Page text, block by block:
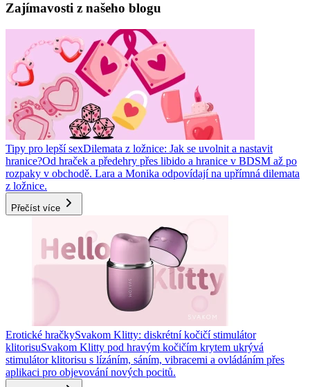
Zajímavosti z našeho blogu
Tipy pro lepší sexDilemata z ložnice: Jak se uvolnit a nastavit
hranice?Od hraček a předehry přes libido a hranice v BDSM až po
rozpaky v obchodě. Lara a Monika odpovídají na upřímná dilemata
z ložnice.
Přečíst více
Erotické hračkySvakom Klitty: diskrétní kočičí stimulátor
klitorisuSvakom Klitty pod hravým kočičím krytem ukrývá
stimulátor klitorisu s lízáním, sáním, vibracemi a ovládáním přes
aplikaci pro objevování nových pocitů.